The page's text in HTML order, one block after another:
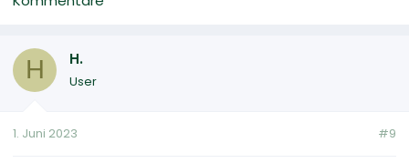
H H.
User
1. Juni 2023 #9